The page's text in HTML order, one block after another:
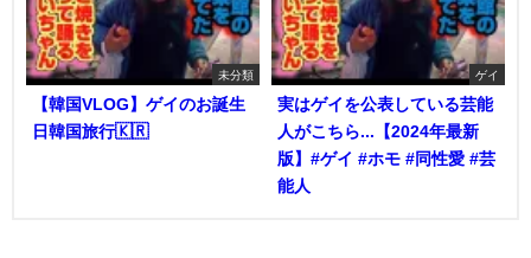
未分類
【韓国VLOG】ゲイのお誕生
日韓国旅行🇰🇷
ゲイ
実はゲイを公表している芸能
人がこちら...【2024年最新
版】#ゲイ #ホモ #同性愛 #芸
能人